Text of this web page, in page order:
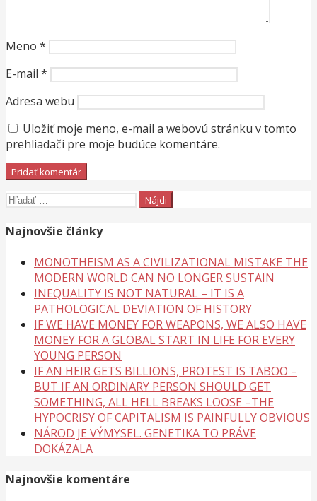
Meno *
E-mail *
Adresa webu
Uložiť moje meno, e-mail a webovú stránku v tomto
prehliadači pre moje budúce komentáre.
Hľadať:
Najnovšie články
MONOTHEISM AS A CIVILIZATIONAL MISTAKE THE
MODERN WORLD CAN NO LONGER SUSTAIN
INEQUALITY IS NOT NATURAL – IT IS A
PATHOLOGICAL DEVIATION OF HISTORY
IF WE HAVE MONEY FOR WEAPONS, WE ALSO HAVE
MONEY FOR A GLOBAL START IN LIFE FOR EVERY
YOUNG PERSON
IF AN HEIR GETS BILLIONS, PROTEST IS TABOO –
BUT IF AN ORDINARY PERSON SHOULD GET
SOMETHING, ALL HELL BREAKS LOOSE –THE
HYPOCRISY OF CAPITALISM IS PAINFULLY OBVIOUS
NÁROD JE VÝMYSEL. GENETIKA TO PRÁVE
DOKÁZALA
Najnovšie komentáre